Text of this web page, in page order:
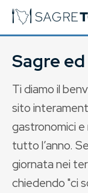
Sagre
Ti diamo il
sito
gastronomici
tutto l’anno.
giornata nei
chiedendo "ci